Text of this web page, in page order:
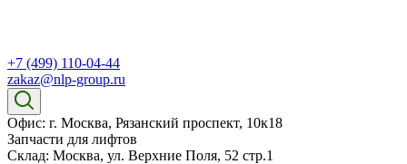
+7 (499) 110-04-44
zakaz@nlp-group.ru
Офис: г. Москва, Рязанский проспект, 10к18
Запчасти для лифтов
Склад: Москва, ул. Верхние Поля, 52 стр.1